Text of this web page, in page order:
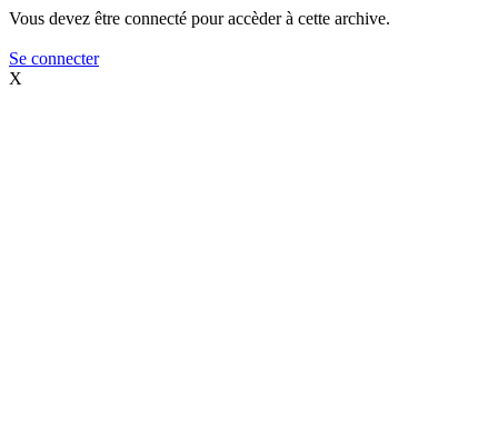
Vous devez être connecté pour accèder à cette archive.
Se connecter
X